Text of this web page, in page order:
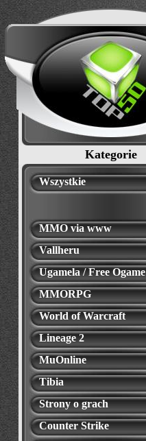
Kategorie
Wszystkie
MMO via www
Vallheru
Ugamela / Free Ogame
MMORPG
World of Warcraft
Lineage 2
MuOnline
Tibia
Strony o grach
Counter Strike